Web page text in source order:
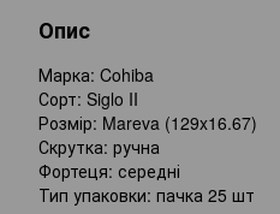
Опис
Марка: Cohiba
Сорт: Siglo II
Розмір: Mareva (129x16.67)
Скрутка: ручна
Фортеця: середні
Тип упаковки: пачка 25 шт